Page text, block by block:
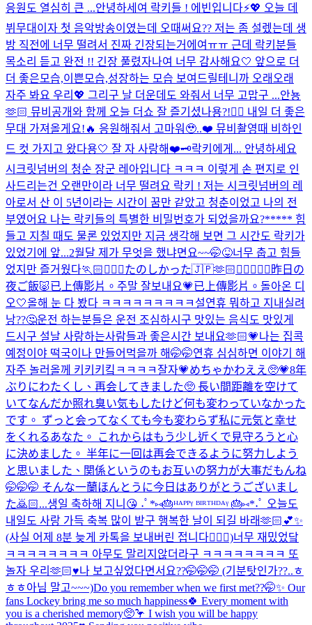
응원도 열심히 큰 ...안녕하세여 락키들 ! 에빈입니다⚡️💖 오늘 데
뷔무대이자 첫 음악방송이였는데 오때써요?? 저는 좀 설렜는데 생
방 직전에 너무 떨려서 진짜 긴장되는거에여ㅠㅠ 근데 락키분들
목소리 듣고 완전 !! 긴장 풀렸자나여 너무 감사해요🤍 앞으로 더
더 좋은모습,이쁜모습,성장하는 모습 보여드릴테니까 오래오래
자주 봐요 우리💖 그리구 날 더운데도 와줘서 너무 고맙구 ...안뇽
🫶🏻 뮤비공개와 함께 오늘 더쇼 잘 즐기셨나용?!👌🏻 내일 더 좋은
무대 가져올게요!🔥 응원해줘서 고마워🥹..❤️ 뮤비촬영때 비하인
드 컷 가지고 왔다용🤍 잘 자 사랑해❤️🗝️락키에게... 안녕하세요
시크릿넘버의 청순 장군 레아입니다 ㅋㅋㅋ 이렇게 손 편지로 인
사드리는건 오랜만이라 너무 떨려요 락키 ! 저는 시크릿넘버의 레
아로서 산 이 5년이라는 시간이 꿈만 같았고 청춘이었고 나의 전
부였어요 나는 락키들의 특별한 비밀번호가 되었을까요?***** 힘
들고 지칠 때도 물론 있었지만 지금 생각해 보면 그 시간도 락키가
있었기에 앞...2월달 제가 무엇을 했냐면요~~🤭😝너무 춥고 힘들
었지만 즐거웠다🏃🏻🏃🏻‍♀️たのしかった🇯🇵🫶🏻👩🏻‍❤️‍👩🏻 昨日の
夜ご飯🐷已上傳影片。 주말 잘보내요💗已上傳影片。 돌아온 디
오🤍올해 눈 다 봤다 ㅋㅋㅋㅋㅋㅋㅋㅋㅋ 설연휴 뭐하고 지내실려
낭??🤔운전 하는분들은 운전 조심하시구 맛있는 음식도 맛있게
드시구 설날 사랑하는사람들과 좋은시간 보내요🫶🏻💗나는 집콕
예정이야 떡국이나 만들어먹을까 해🤭🤭연휴 심심하면 이야기 해
자주 놀러올께 키키키킼ㅋㅋㅋㅋ잘자💗めちゃかわええ🥺💗8年
ぶりにわたくし、再会してきました🥺 長い間距離を空けて
いてなんだか照れ臭い気もしたけど何も変わっていなかった
です。 ずっと会ってなくても今も変わらず私に元気と幸せ
をくれるあなた。 これからはもう少し近くで見守ろうと心
に決めました。 半年に一回は再会できるように努力しよう
と思いました、関係というのもお互いの努力が大事だもんね
🤭🤭🤭 そんな一蘭ほんとうに今日はありがとうございまし
た🙇🏻...생일 축하해 지니😘 ˖ﾟ*⑅🎂ᴴᴬᴾᴾᵞ ᴮᴵᴿᵀᴴᴰᴬᵞ 🎂⑅*˖ﾟ 오늘도
내일도 사랑 가득 축복 많이 받구 행복한 날이 되길 바래🫶🏻💕✨
(사실 어제 8분 늦게 카톡을 보내버린 접니다🙇🏻‍♀️)너무 재밌었닼
ㅋㅋㅋㅋㅋㅋㅋㅋ 아무도 말리지않더라구 ㅋㅋㅋㅋㅋㅋㅋㅋ 또
놀자 우리🫶🏻♥️나 보고싶었다면서요??🤭🤭🤭 (기분탓인가??..ㅎ
ㅎㅎ아님 말고~~~)Do you remember when we first met??🤭✨ Our
fans Lockey bring me so much happiness🍀 Every moment with
you is a cherished memory🥺🦩 I wish you will be happy